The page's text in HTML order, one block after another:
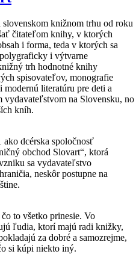
slovenskom knižnom trhu od roku
čitateľom knihy, v ktorých
i forma, teda v ktorých sa
i výtvarne
trh hodnotné knihy
spisovateľov, monografie
literatúru pre deti a
vydavateľstvom na Slovensku, no
kníh.
dcérska spoločnosť
obchod Slovart“, ktorá
sa vydavateľstvo
neskôr postupne na
to všetko prinesie. Vo
ľudia, ktorí majú radi knižky,
za dobré a samozrejme,
si kúpi niekto iný.